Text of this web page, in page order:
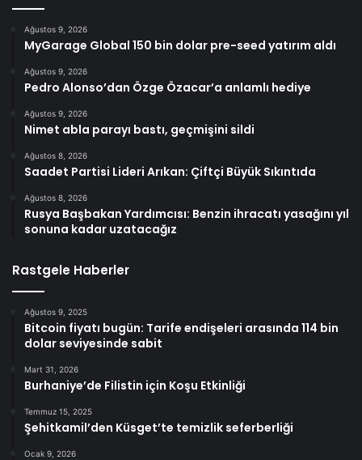
Ağustos 9, 2026
MyGarage Global 150 bin dolar pre-seed yatırım aldı
Ağustos 9, 2026
Pedro Alonso’dan Özge Özacar’a anlamlı hediye
Ağustos 9, 2026
Nimet abla parayı bastı, geçmişini sildi
Ağustos 8, 2026
Saadet Partisi Lideri Arıkan: Çiftçi Büyük Sıkıntıda
Ağustos 8, 2026
Rusya Başbakan Yardımcısı: Benzin ihracatı yasağını yıl
sonuna kadar uzatacağız
Rastgele Haberler
Ağustos 9, 2025
Bitcoin fiyatı bugün: Tarife endişeleri arasında 114 bin
dolar seviyesinde sabit
Mart 31, 2026
Burhaniye’de Filistin için Koşu Etkinliği
Temmuz 15, 2025
Şehitkamil’den Küsget’te temizlik seferberliği
Ocak 9, 2026